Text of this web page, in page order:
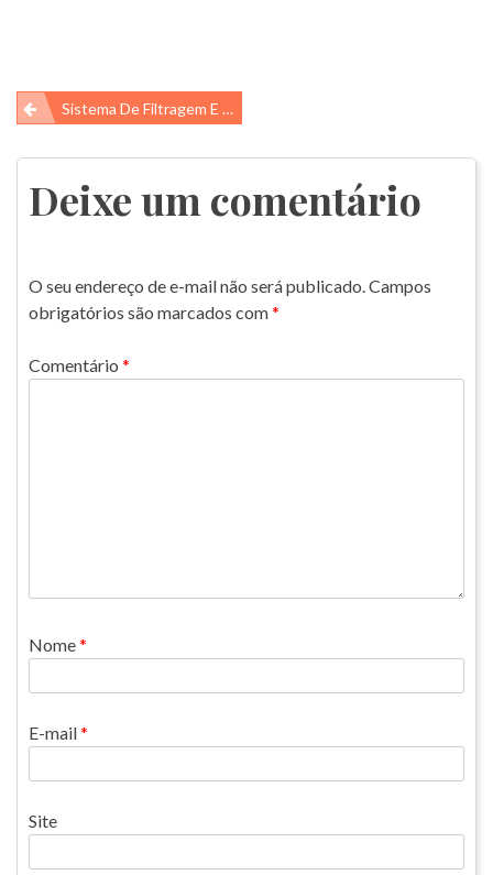
Navegação
de
Post
Sistema De Filtragem E O Meio Ambiente!
Deixe um comentário
O seu endereço de e-mail não será publicado.Campos
obrigatórios são marcados com*
Comentário *
Nome*
E-mail*
Site